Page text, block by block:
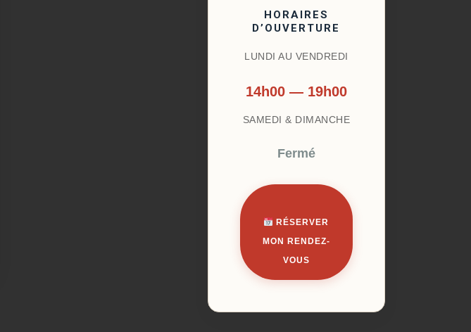
HORAIRES
D’OUVERTURE
LUNDI AU VENDREDI
14h00 — 19h00
SAMEDI & DIMANCHE
Fermé
RÉSERVER
MON RENDEZ-
VOUS